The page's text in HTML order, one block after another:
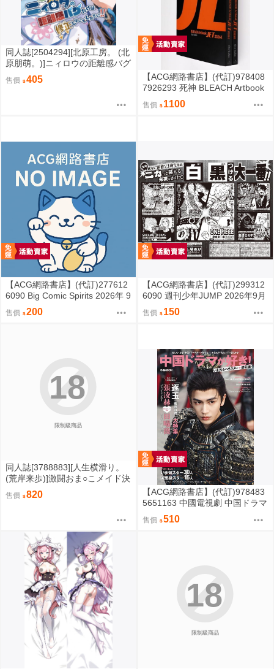
同人誌[2504294][北原工房。 (北
原朋萌。)]ニィロウの距離感バグ
だけはナーフしないでください
(原神)
售價 405
【ACG網路書店】(代訂)978408
7926293 死神 BLEACH Artbook
「JET 2026 2」
售價 1100
【ACG網路書店】(代訂)277612
6090 Big Comic Spirits 2026年 9
月7日號
售價 200
【ACG網路書店】(代訂)299312
6090 週刊少年JUMP 2026年9月
7日號 NO.39
售價 150
限制級商品
18
同人誌[3788883][人生横滑り。
(荒岸来歩)]激闘おま○こメイド決
定戦 (其他)
售價 820
【ACG網路書店】(代訂)978483
5651163 中國電視劇 中国ドラマ
が好き！いま見るべきスター最
前線 封面:張凌赫
售價 510
限制級商品
18